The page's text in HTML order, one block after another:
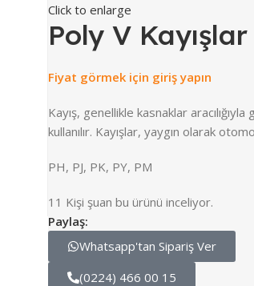
Click to enlarge
Poly V Kayışlar
Fiyat görmek için giriş yapın
Kayış, genellikle kasnaklar
kullanılır. Kayışlar, yaygın olarak
PH, PJ, PK, PY, PM
11 Kişi şuan bu ürünü inceliyor.
Paylaş:
Whatsapp'tan Sipariş Ver
(0224) 466 00 15